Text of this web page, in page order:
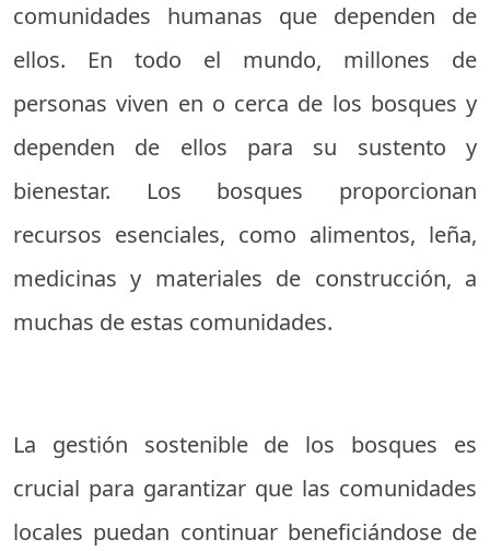
comunidades humanas que dependen de
ellos. En todo el mundo, millones de
personas viven en o cerca de los bosques y
dependen de ellos para su sustento y
bienestar. Los bosques proporcionan
recursos esenciales, como alimentos, leña,
medicinas y materiales de construcción, a
muchas de estas comunidades.
La gestión sostenible de los bosques es
crucial para garantizar que las comunidades
locales puedan continuar beneficiándose de